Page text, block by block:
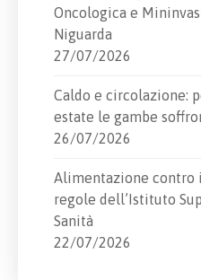
Oncologica e
Niguarda
27/07/2026
Caldo e circolazione:
estate le gambe
26/07/2026
Alimentazione contro
regole dell’Istituto
Sanità
22/07/2026